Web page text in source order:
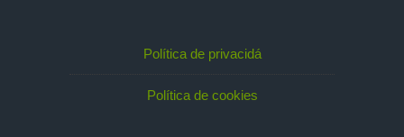
Política de privacidá
Política de cookies